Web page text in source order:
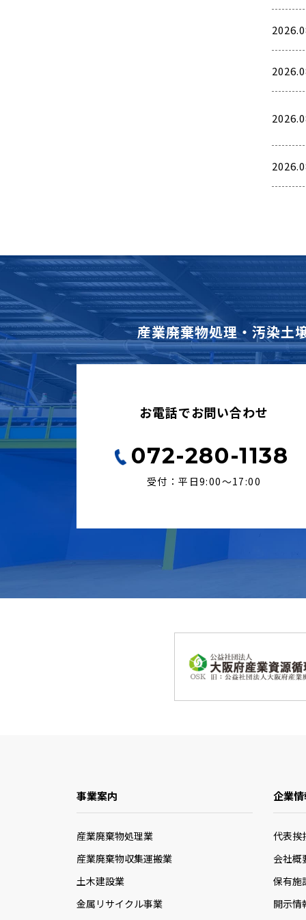
産業廃棄物処理・汚染土
お電話でお問い合わせ
072-280-1138
受付：平日9:00〜17:00
事業案内
産業廃棄物処理業
産業廃棄物収集運搬業
土木建設業
金属リサイクル事業
企業
代表挨
会社概
保有施
開示情